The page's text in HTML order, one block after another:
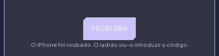
PROBLEMA
O iPhone foi roubado. O ladrão viu-o introduzir o código.